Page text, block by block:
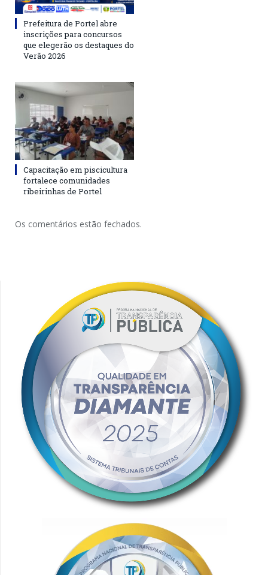
Prefeitura de Portel abre
inscrições para concursos
que elegerão os destaques do
Verão 2026
Capacitação em piscicultura
fortalece comunidades
ribeirinhas de Portel
Os comentários estão fechados.